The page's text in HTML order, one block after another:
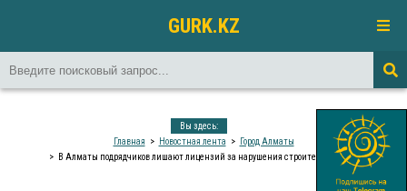
GURK.KZ
Вы здесь:
Главная
Новостная лента
Город Алматы
В Алматы подрядчиков лишают лицензий за нарушения строительных норм